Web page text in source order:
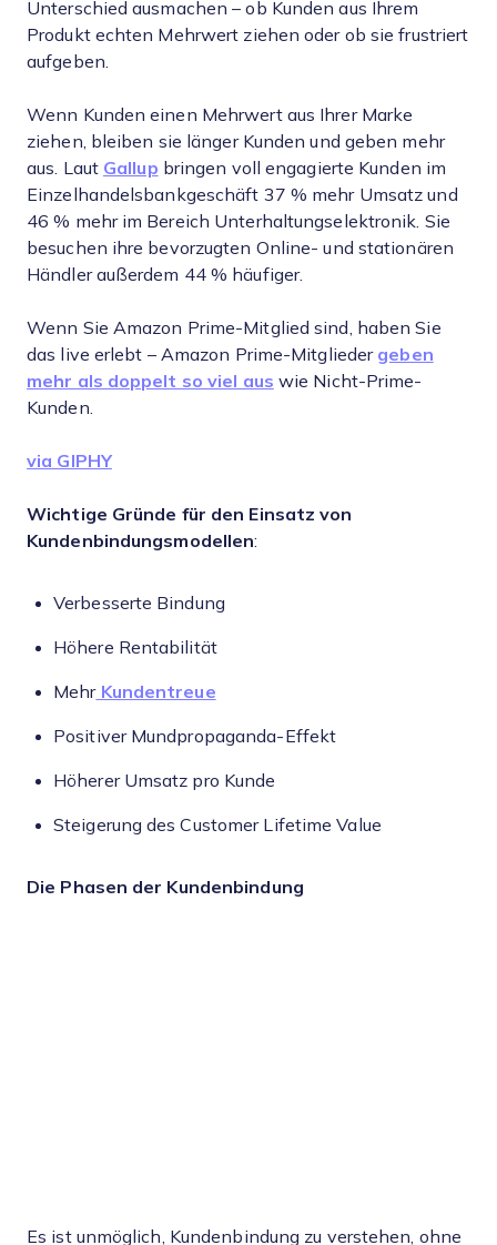
Unterschied ausmachen – ob Kunden aus Ihrem
Produkt echten Mehrwert ziehen oder ob sie frustriert
aufgeben.
Wenn Kunden einen Mehrwert aus Ihrer Marke
ziehen, bleiben sie länger Kunden und geben mehr
aus. Laut Gallup bringen voll engagierte Kunden im
Einzelhandelsbankgeschäft 37 % mehr Umsatz und
46 % mehr im Bereich Unterhaltungselektronik. Sie
besuchen ihre bevorzugten Online- und stationären
Händler außerdem 44 % häufiger.
Wenn Sie Amazon Prime-Mitglied sind, haben Sie
das live erlebt – Amazon Prime-Mitglieder geben
mehr als doppelt so viel aus wie Nicht-Prime-
Kunden.
via GIPHY
Wichtige Gründe für den Einsatz von
Kundenbindungsmodellen:
Verbesserte Bindung
Höhere Rentabilität
MehrKundentreue
Positiver Mundpropaganda-Effekt
Höherer Umsatz pro Kunde
Steigerung des Customer Lifetime Value
Die Phasen der Kundenbindung
Es ist unmöglich, Kundenbindung zu verstehen, ohne